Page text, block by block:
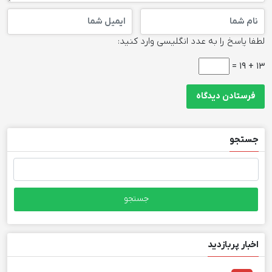
لطفا پاسخ را به عدد انگلیسی وارد کنید:
13 + 19 =
جستجو
برای:
اخبار پربازدید